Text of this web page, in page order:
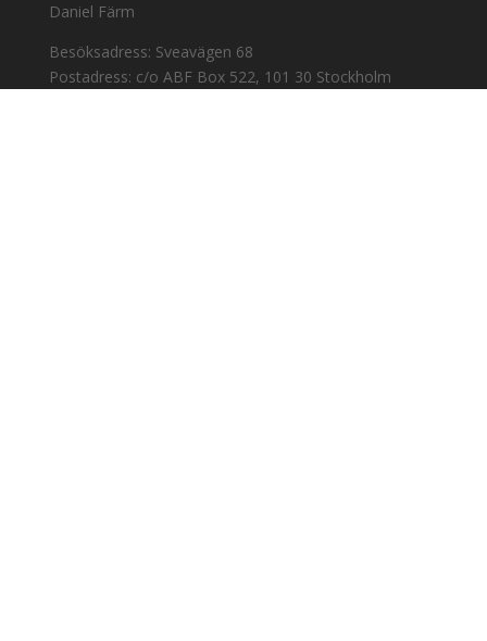
Daniel Färm
Besöksadress: Sveavägen 68
Postadress: c/o ABF Box 522, 101 30 Stockholm